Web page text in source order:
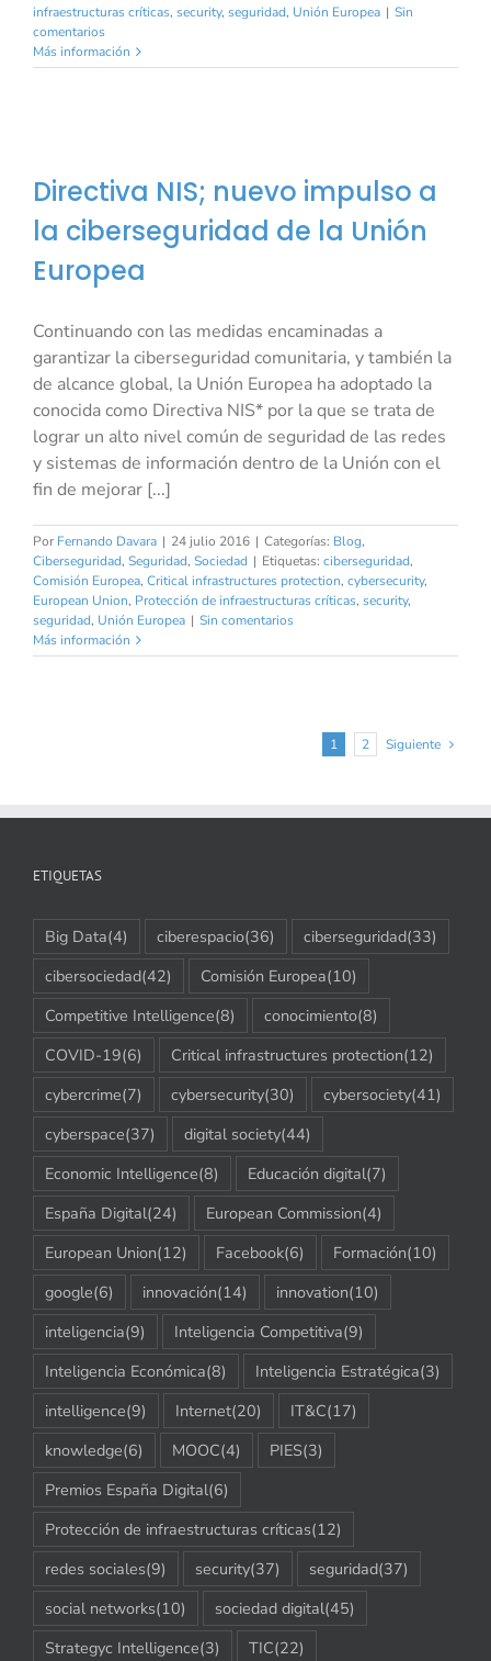
infraestructuras críticas, security, seguridad, Unión Europea | Sin
comentarios
Más información
Directiva NIS; nuevo impulso a
la ciberseguridad de la Unión
Europea
Continuando con las medidas encaminadas a
garantizar la ciberseguridad comunitaria, y también la
de alcance global, la Unión Europea ha adoptado la
conocida como Directiva NIS* por la que se trata de
lograr un alto nivel común de seguridad de las redes
y sistemas de información dentro de la Unión con el
fin de mejorar [...]
Por Fernando Davara | 24 julio 2016 | Categorías: Blog,
Ciberseguridad, Seguridad, Sociedad | Etiquetas: ciberseguridad,
Comisión Europea, Critical infrastructures protection, cybersecurity,
European Union, Protección de infraestructuras críticas, security,
seguridad, Unión Europea | Sin comentarios
Más información
1 2 Siguiente
ETIQUETAS
Big Data(4) ciberespacio(36) ciberseguridad(33)
cibersociedad(42) Comisión Europea(10)
Competitive Intelligence(8) conocimiento(8)
COVID-19(6) Critical infrastructures protection(12)
cybercrime(7) cybersecurity(30) cybersociety(41)
cyberspace(37) digital society(44)
Economic Intelligence(8) Educación digital(7)
España Digital(24) European Commission(4)
European Union(12) Facebook(6) Formación(10)
google(6) innovación(14) innovation(10)
inteligencia(9) Inteligencia Competitiva(9)
Inteligencia Económica(8) Inteligencia Estratégica(3)
intelligence(9) Internet(20) IT&C(17)
knowledge(6) MOOC(4) PIES(3)
Premios España Digital(6)
Protección de infraestructuras críticas(12)
redes sociales(9) security(37) seguridad(37)
social networks(10) sociedad digital(45)
Strategyc Intelligence(3) TIC(22)